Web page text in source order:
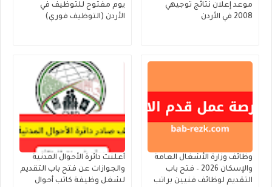
موعد إعلان نتائج توجيهي
2008 في الأردن
يوم مفتوح للتوظيف في
الأردن (التوظيف فوري)
وظائف وزارة الأشغال العامة
والإسكان 2026 – فتح باب
التقديم لوظائف فنيين براتب
أعلنت دائرة الأحوال المدنية
والجوازات عن فتح باب التقديم
لشغل وظيفة كاتب أحوال